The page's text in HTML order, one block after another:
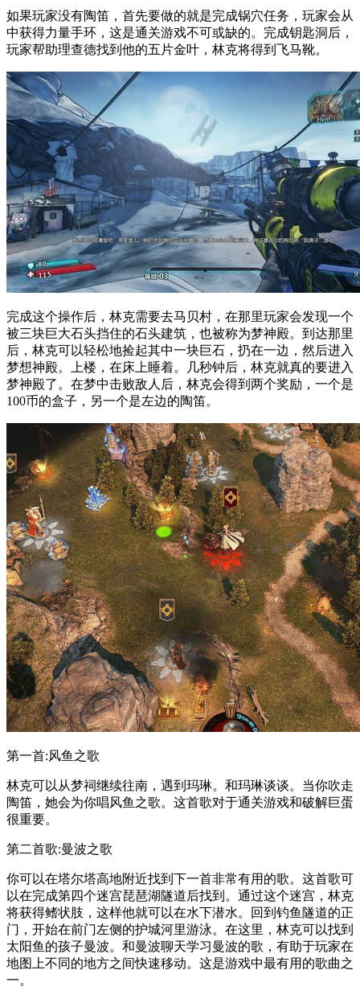
如果玩家没有陶笛，首先要做的就是完成锅穴任务，玩家会从
中获得力量手环，这是通关游戏不可或缺的。完成钥匙洞后，
玩家帮助理查德找到他的五片金叶，林克将得到飞马靴。
完成这个操作后，林克需要去马贝村，在那里玩家会发现一个
被三块巨大石头挡住的石头建筑，也被称为梦神殿。到达那里
后，林克可以轻松地捡起其中一块巨石，扔在一边，然后进入
梦想神殿。上楼，在床上睡着。几秒钟后，林克就真的要进入
梦神殿了。在梦中击败敌人后，林克会得到两个奖励，一个是
100币的盒子，另一个是左边的陶笛。
第一首:风鱼之歌
林克可以从梦祠继续往南，遇到玛琳。和玛琳谈谈。当你吹走
陶笛，她会为你唱风鱼之歌。这首歌对于通关游戏和破解巨蛋
很重要。
第二首歌:曼波之歌
你可以在塔尔塔高地附近找到下一首非常有用的歌。这首歌可
以在完成第四个迷宫琵琶湖隧道后找到。通过这个迷宫，林克
将获得鳍状肢，这样他就可以在水下潜水。回到钓鱼隧道的正
门，开始在前门左侧的护城河里游泳。在这里，林克可以找到
太阳鱼的孩子曼波。和曼波聊天学习曼波的歌，有助于玩家在
地图上不同的地方之间快速移动。这是游戏中最有用的歌曲之
一。